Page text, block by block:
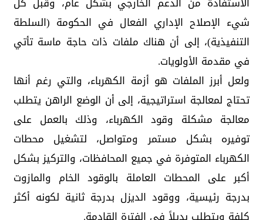
شيء الإصلاح الإداري الفعال في الحكومة (السلطة
التنفيذية)، إلى أن هناك ملفات ذات حاجة ماسة تأتي
في مقدمة الأولويات.
ولعل أبرز الملفات هو أزمة الكهرباء، والتي رغم أنها
تحتاج لمعالجة استراتيجية، إلى أن الوضع الراهن يتطلب
معالجة مشكلة وقود الكهرباء، وذلك بالعمل على
توفيره بشكل مستمر ومتواصل، لتشغيل محطات
الكهرباء المتوفرة في جميع المحافظات، والتركيز بشكل
أكبر على المحطات العاملة بالوقود الخام والمازوت
بدرجة رئيسية، ووقود الديزل بدرجة ثانية لكونه أكثر